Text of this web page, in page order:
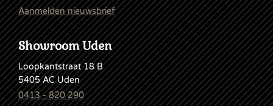
Aanmelden nieuwsbrief
Showroom Uden
Loopkantstraat 18 B
5405 AC Uden
0413 - 820 290